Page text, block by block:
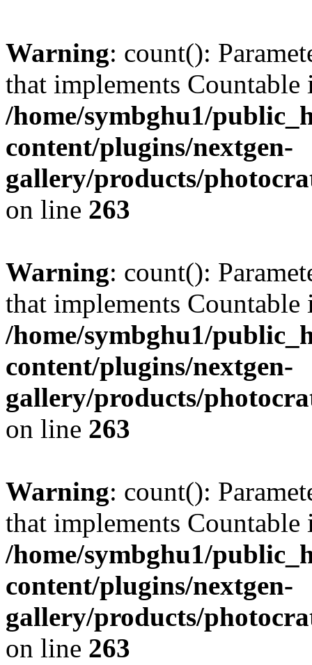
Warning: count():
that implements Countable
/home/symbghu1/
content/plugins/nextgen-
gallery/products/
on line 263
Warning: count():
that implements Countable
/home/symbghu1/
content/plugins/nextgen-
gallery/products/
on line 263
Warning: count():
that implements Countable
/home/symbghu1/
content/plugins/nextgen-
gallery/products/
on line 263